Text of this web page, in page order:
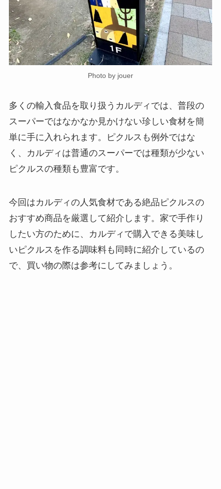
Photo by jouer
多くの輸入食品を取り扱うカルディでは、普段の
スーパーではなかなか見かけない珍しい食材を簡
単に手に入れられます。ピクルスも例外ではな
く、カルディは普通のスーパーでは種類が少ない
ピクルスの種類も豊富です。
今回はカルディの人気食材である絶品ピクルスの
おすすめ商品を厳選して紹介します。家で手作り
したい方のために、カルディで購入できる美味し
いピクルスを作る調味料も同時に紹介しているの
で、買い物の際は参考にしてみましょう。